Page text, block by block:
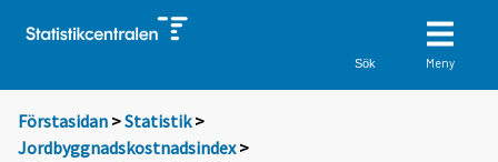
Sök Meny
Förstasidan >Statistik >
Jordbyggnadskostnadsindex>